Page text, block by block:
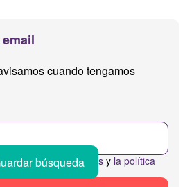
cuando tengamos
términos y condiciones y la política
búsqueda